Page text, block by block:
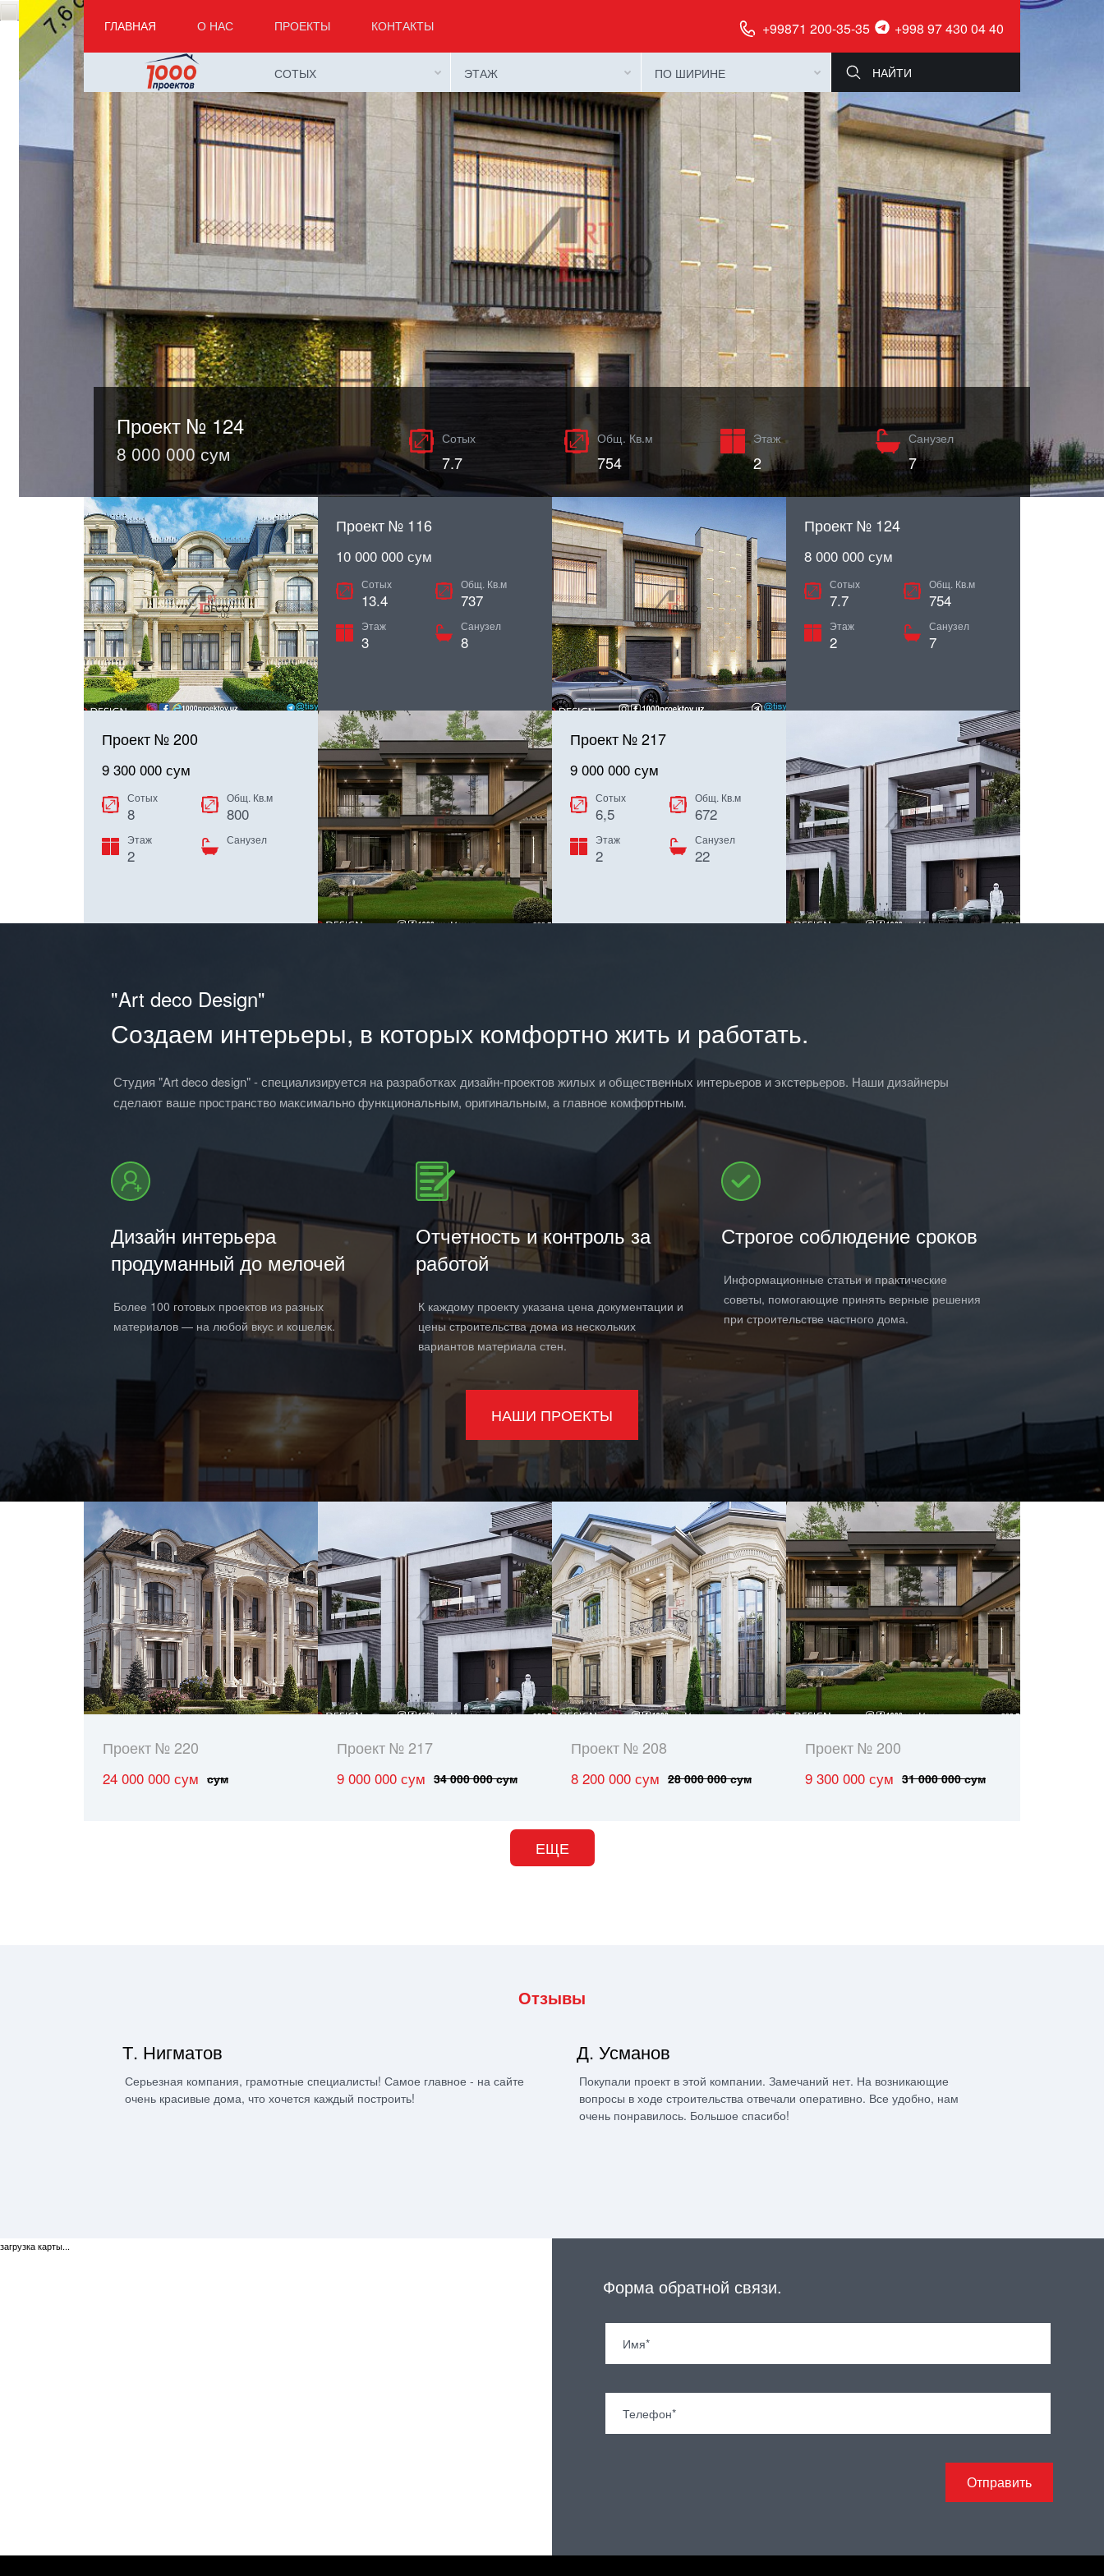
ГЛАВНАЯ О НАС ПРОЕКТЫ КОНТАКТЫ +99871 200-35-35 +998 97 430 04 40
СОТЫХ ЭТАЖ ПО ШИРИНЕ
Проект № 116
10 000 000 сум
Сотых
13.4
Общ. Кв.м
737
Этаж
3
Санузел
8
Проект № 124
8 000 000 сум
Сотых
7.7
Общ. Кв.м
754
Этаж
2
Санузел
7
Проект № 200
9 300 000 сум
Сотых
8
Общ. Кв.м
800
Этаж
2
Санузел
Проект № 116
10 000 000 сум
Сотых
13.4
Общ. Кв.м
737
Этаж
3
Санузел
8
Проект № 124
8 000 000 сум
Сотых
7.7
Общ. Кв.м
754
Этаж
2
Санузел
7
Проект № 200
9 300 000 сум
Сотых
8
Общ. Кв.м
800
Этаж
2
Санузел
Проект № 217
9 000 000 сум
Сотых
6,5
Общ. Кв.м
672
Этаж
2
Санузел
22
"Art deco Design"
Создаем интерьеры, в которых комфортно жить и работать.
Студия "Art deco design" - специализируется на разработках дизайн-проектов жилых и общественных интерьеров и экстерьеров. Наши дизайнеры
сделают ваше пространство максимально функциональным, оригинальным, а главное комфортным.
Дизайн интерьера
продуманный до мелочей
Более 100 готовых проектов из разных
материалов — на любой вкус и кошелек.
Отчетность и контроль за
работой
К каждому проекту указана цена документации и
цены строительства дома из нескольких
вариантов материала стен.
Строгое соблюдение сроков
Информационные статьи и практические
советы, помогающие принять верные решения
при строительстве частного дома.
НАШИ ПРОЕКТЫ
Проект № 220
24 000 000 сум сум
Проект № 217
9 000 000 сум 34 000 000 сум
Проект № 208
8 200 000 сум 28 000 000 сум
Проект № 200
9 300 000 сум 31 000 000 сум
ЕЩЕ
Отзывы
Т. Нигматов
Серьезная компания, грамотные специалисты! Самое главное - на сайте
очень красивые дома, что хочется каждый построить!
Д. Усманов
Покупали проект в этой компании. Замечаний нет. На возникающие
вопросы в ходе строительства отвечали оперативно. Все удобно, нам
очень понравилось. Большое спасибо!
загрузка карты...
Форма обратной связи.